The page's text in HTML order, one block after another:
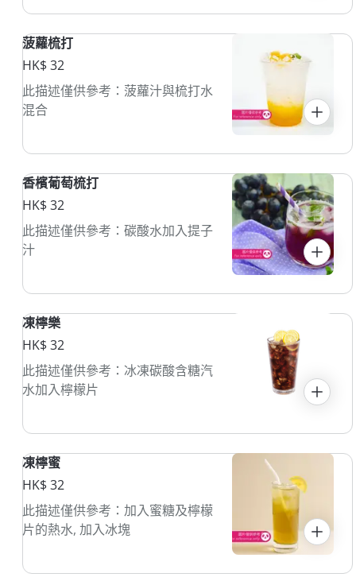
菠蘿梳打
HK$ 32
此描述僅供參考：菠蘿汁與梳打水
混合
香檳葡萄梳打
HK$ 32
此描述僅供參考：碳酸水加入提子
汁
凍檸樂
HK$ 32
此描述僅供參考：冰凍碳酸含糖汽
水加入檸檬片
凍檸蜜
HK$ 32
此描述僅供參考：加入蜜糖及檸檬
片的熱水, 加入冰塊